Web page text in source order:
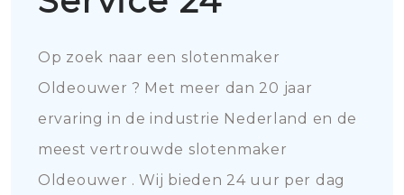
Op zoek naar een slotenmaker
Oldeouwer ? Met meer dan 20 jaar
ervaring in de industrie Nederland en de
meest vertrouwde slotenmaker
Oldeouwer . Wij bieden 24 uur per dag